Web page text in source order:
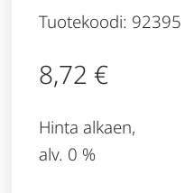
Tuotekoodi: 92395
8,72 €
Hinta alkaen,
alv. 0 %